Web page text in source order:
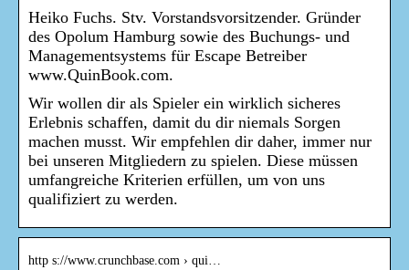
Heiko Fuchs. Stv. Vorstandsvorsitzender. Gründer
des Opolum Hamburg sowie des Buchungs- und
Managementsystems für Escape Betreiber
www.QuinBook.com.
Wir wollen dir als Spieler ein wirklich sicheres
Erlebnis schaffen, damit du dir niemals Sorgen
machen musst. Wir empfehlen dir daher, immer nur
bei unseren Mitgliedern zu spielen. Diese müssen
umfangreiche Kriterien erfüllen, um von uns
qualifiziert zu werden.
http s://www.crunchbase.com › qui…